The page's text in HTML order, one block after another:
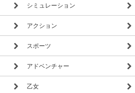
シミュレーション
アクション
スポーツ
アドベンチャー
乙女